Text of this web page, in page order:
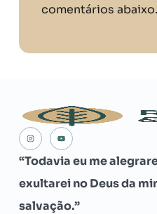
comentários abaixo.
“Todavia eu me
exultarei no Deus da
salvação.”